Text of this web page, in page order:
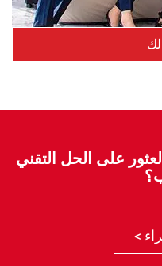
على الحل التقني
>